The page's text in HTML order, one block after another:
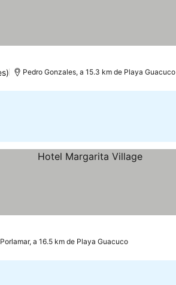
Pedro Gonzales, a 15.3 km de Playa Guacuco
Porlamar, a 16.5 km de Playa Guacuco